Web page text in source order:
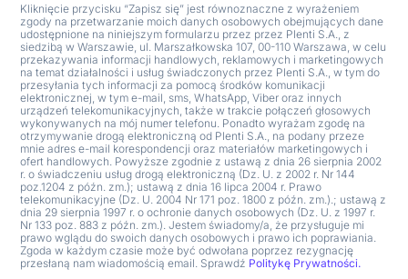
Kliknięcie przycisku “Zapisz się” jest równoznaczne z wyrażeniem
zgody na przetwarzanie moich danych osobowych obejmujących dane
udostępnione na niniejszym formularzu przez przez Plenti S.A., z
siedzibą w Warszawie, ul. Marszałkowska 107, 00-110 Warszawa, w celu
przekazywania informacji handlowych, reklamowych i marketingowych
na temat działalności i usług świadczonych przez Plenti S.A., w tym do
przesyłania tych informacji za pomocą środków komunikacji
elektronicznej, w tym e-mail, sms, WhatsApp, Viber oraz innych
urządzeń telekomunikacyjnych, także w trakcie połączeń głosowych
wykonywanych na mój numer telefonu. Ponadto wyrażam zgodę na
otrzymywanie drogą elektroniczną od Plenti S.A., na podany przeze
mnie adres e-mail korespondencji oraz materiałów marketingowych i
ofert handlowych. Powyższe zgodnie z ustawą z dnia 26 sierpnia 2002
r. o świadczeniu usług drogą elektroniczną (Dz. U. z 2002 r. Nr 144
poz.1204 z późn. zm.); ustawą z dnia 16 lipca 2004 r. Prawo
telekomunikacyjne (Dz. U. 2004 Nr 171 poz. 1800 z późn. zm.).; ustawą z
dnia 29 sierpnia 1997 r. o ochronie danych osobowych (Dz. U. z 1997 r.
Nr 133 poz. 883 z późn. zm.). Jestem świadomy/a, że przysługuje mi
prawo wglądu do swoich danych osobowych i prawo ich poprawiania.
Zgoda w każdym czasie może być odwołana poprzez rezygnację
przesłaną nam wiadomością email. Sprawdź Politykę Prywatności.